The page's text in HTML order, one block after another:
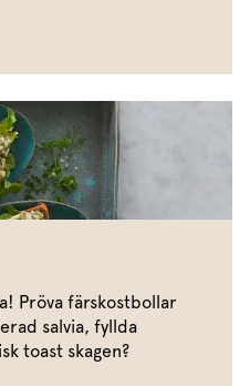
Pröva färskostbollar
salvia, fyllda
toast skagen?